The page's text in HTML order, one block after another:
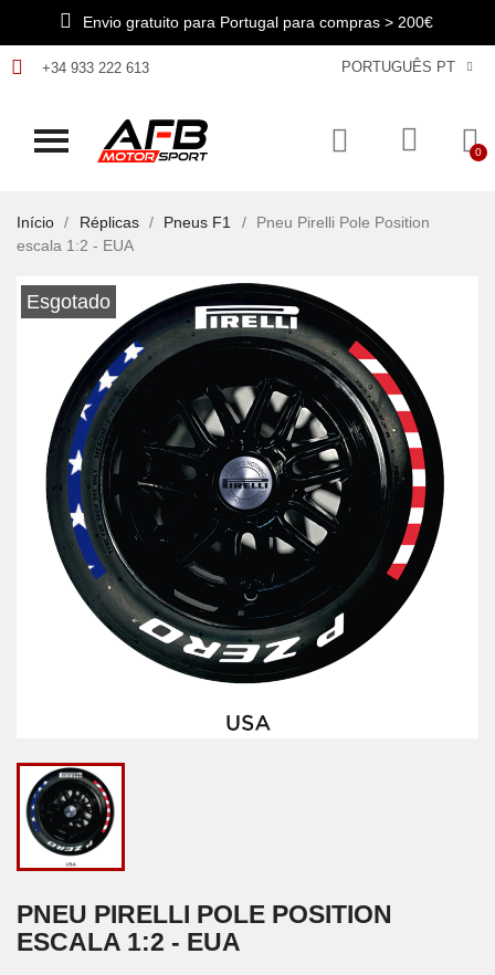
Envio gratuito para Portugal para compras > 200€
+34 933 222 613 PORTUGUÊS PT
Início Réplicas Pneus F1
Pneu Pirelli Pole Position
escala 1:2 - EUA
Esgotado
PNEU PIRELLI POLE POSITION
ESCALA 1:2 - EUA